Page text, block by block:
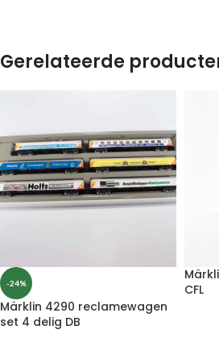
Gerelateerde
-24%
Märklin 4290 reclamewagen
set 4 delig DB
CFL